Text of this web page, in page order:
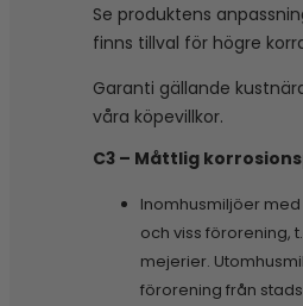
Se produktens
finns tillval för högre
Garanti gällande
våra köpevillkor.
C3 – Måttlig
Inomhusmiljöer
och viss förorening,
mejerier.
förorening från